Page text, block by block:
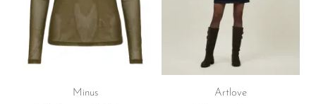
Minus Artlove